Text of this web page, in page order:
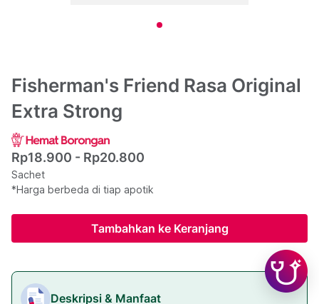
Fisherman's Friend Rasa Original
Extra Strong
Rp18.900 - Rp20.800
Sachet
*Harga berbeda di tiap apotik
Tambahkan ke Keranjang
Deskripsi & Manfaat